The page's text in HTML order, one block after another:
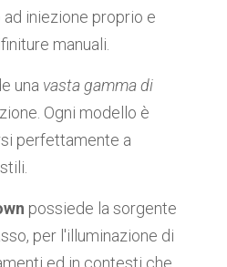
iniezione proprio e
manuali.
una vasta gamma di
Ogni modello è
perfettamente a
possiede la sorgente
per l'illuminazione di
ed in contesti che